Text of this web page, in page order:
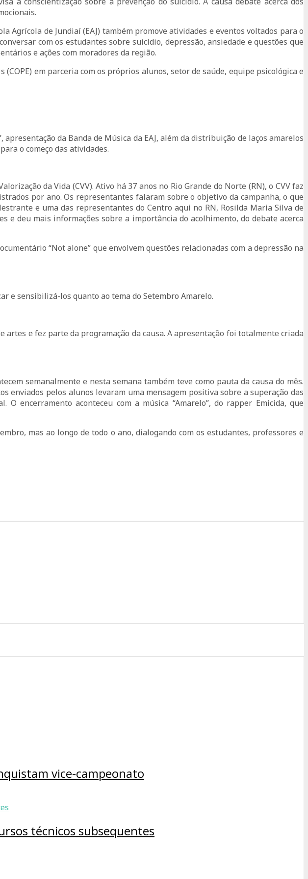
Agrícola de Jundiaí (EAJ) também promove atividades e eventos voltados para o
com os estudantes sobre suicídio, depressão, ansiedade e questões que
e ações com moradores da região.
em parceria com os próprios alunos, setor de saúde, equipe psicológica e
da Banda de Música da EAJ, além da distribuição de laços amarelos
o começo das atividades.
da Vida (CVV). Ativo há 37 anos no Rio Grande do Norte (RN), o CVV faz
por ano. Os representantes falaram sobre o objetivo da campanha, o que
e uma das representantes do Centro aqui no RN, Rosilda Maria Silva de
deu mais informações sobre a importância do acolhimento, do debate acerca
“Not alone” que envolvem questões relacionadas com a depressão na
e sensibilizá-los quanto ao tema do Setembro Amarelo.
e fez parte da programação da causa. A apresentação foi totalmente criada
semanalmente e nesta semana também teve como pauta da causa do mês.
enviados pelos alunos levaram uma mensagem positiva sobre a superação das
encerramento aconteceu com a música “Amarelo”, do rapper Emicida, que
mas ao longo de todo o ano, dialogando com os estudantes, professores e
vice-campeonato
técnicos subsequentes